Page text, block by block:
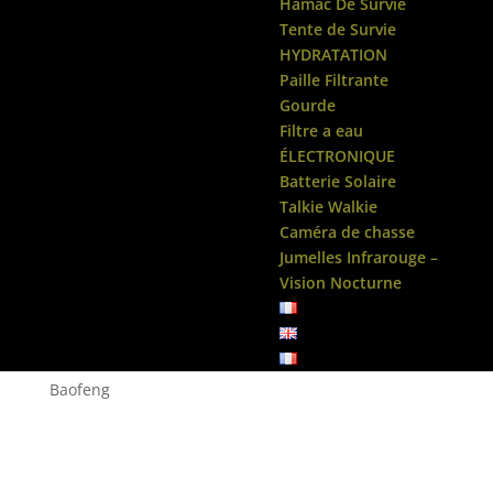
Tente de Survie
HYDRATATION
Paille Filtrante
Gourde
Filtre a eau
ÉLECTRONIQUE
Batterie Solaire
Talkie Walkie
Caméra de chasse
Jumelles Infrarouge –
Vision Nocturne
/ Talkie Walkie Chasse
Baofeng